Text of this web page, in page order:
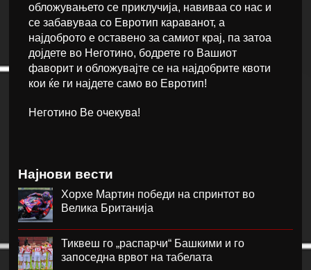
обложувањето се приклучија, навиваа со нас и
се забавуваа со Евротип караванот, а
најдоброто е оставено за самиот крај, па затоа
дојдете во Неготино, бодрете го Вашиот
фаворит и обложувајте се на најдобрите квоти
кои ќе ги најдете само во Евротип!
Неготино Ве очекува!
Најнови вести
Хорхе Мартин победи на спринтот во
Велика Британија
Тиквеш го „распарчи“ Башкими и го
запоседна врвот на табелата